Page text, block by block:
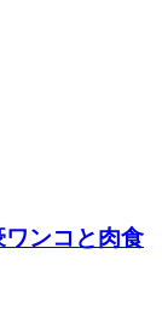
ンコと肉食